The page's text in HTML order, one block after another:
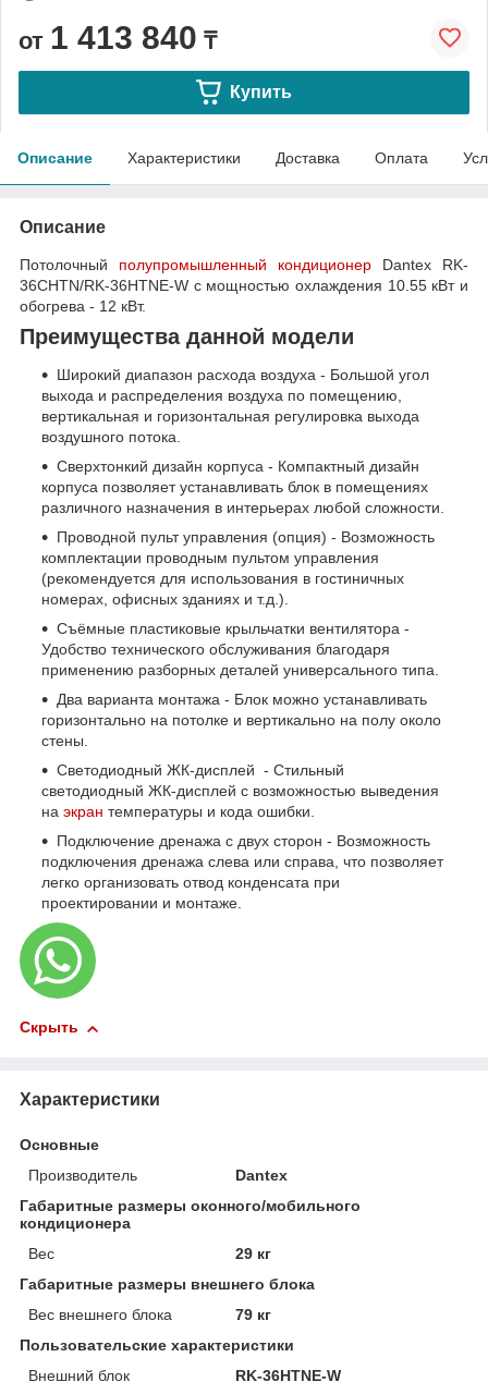
от 1 413 840 ₸
Купить
Описание Характеристики Доставка Оплата
Описание
Потолочный полупромышленный кондиционер Dantex RK-
36CHTN/RK-36HTNE-W с мощностью охлаждения 10.55 кВт и
обогрева - 12 кВт.
Преимущества данной модели
Широкий диапазон расхода воздуха - Большой угол
выхода и распределения воздуха по помещению,
вертикальная и горизонтальная регулировка выхода
воздушного потока.
Сверхтонкий дизайн корпуса - Компактный дизайн
корпуса позволяет устанавливать блок в помещениях
различного назначения в интерьерах любой сложности.
Проводной пульт управления (опция) - Возможность
комплектации проводным пультом управления
(рекомендуется для использования в гостиничных
номерах, офисных зданиях и т.д.).
Съёмные пластиковые крыльчатки вентилятора -
Удобство технического обслуживания благодаря
применению разборных деталей универсального типа.
Два варианта монтажа - Блок можно устанавливать
горизонтально на потолке и вертикально на полу около
стены.
Светодиодный ЖК-дисплей - Стильный
светодиодный ЖК-дисплей с возможностью выведения
на экран температуры и кода ошибки.
Подключение дренажа с двух сторон - Возможность
подключения дренажа слева или справа, что позволяет
легко организовать отвод конденсата при
проектировании и монтаже.
Скрыть
Характеристики
Основные
Производитель
Dantex
Габаритные размеры оконного/мобильного
кондиционера
Вес
29 кг
Габаритные размеры внешнего блока
Вес внешнего блока
79 кг
Пользовательские характеристики
Внешний блок
RK-36HTNE-W